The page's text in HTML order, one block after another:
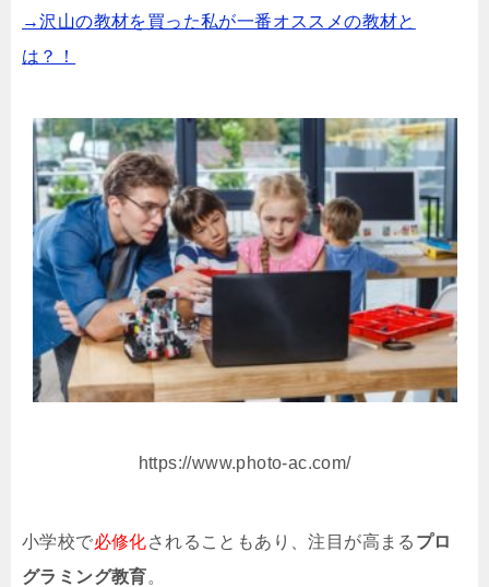
→沢山の教材を買った私が一番オススメの教材と
は？！
https://www.photo-ac.com/
小学校で必修化されることもあり、注目が高まる プロ
グラミング教育。